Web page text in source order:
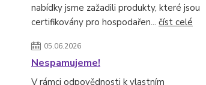
nabídky jsme zažadili produkty, které jsou
certifikovány pro hospodařen... číst celé
05.06.2026
Nespamujeme!
V rámci odpovědnosti k vlastním